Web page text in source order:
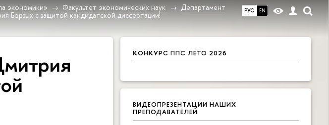
РУС EN
экономики» Факультет экономических наук
Департамент
Борзых с защитой кандидатской диссертации!
КОНКУРС ППС ЛЕТО 2026
ВИДЕОПРЕЗЕНТАЦИИ НАШИХ
ПРЕПОДАВАТЕЛЕЙ